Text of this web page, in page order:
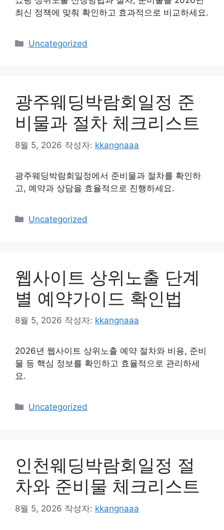
최신 정책에 맞춰 확인하고 효과적으로 비교하세요.
카
Uncategorized
광주웨딩박람회일정 준
비물과 절차 체크리스트
8월 5, 2026 작성자: kkangnaaa
광주웨딩박람회일정에서 준비물과 절차를 확인하
고, 예약과 상담을 효율적으로 진행하세요.
카
Uncategorized
웹사이트 상위노출 단계
별 예약가이드 확인법
8월 5, 2026 작성자: kkangnaaa
2026년 웹사이트 상위노출 예약 절차와 비용, 준비
물 등 핵심 정보를 확인하고 효율적으로 관리하세
요.
카
Uncategorized
인천웨딩박람회일정 절
차와 준비물 체크리스트
8월 5, 2026 작성자: kkangnaaa